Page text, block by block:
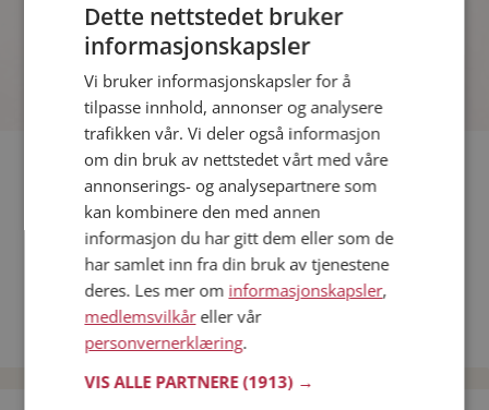
finne ut alt om bonde 85.
Fler single
Flere singlemenn fra Øystre Slidre:SteinHa63
Dette nettstedet bruker
informasjonskapsler
Vi bruker informasjonskapsler for å
tilpasse innhold, annonser og analysere
trafikken vår. Vi deler også informasjon
om din bruk av nettstedet vårt med våre
annonserings- og analysepartnere som
kan kombinere den med annen
informasjon du har gitt dem eller som de
har samlet inn fra din bruk av tjenestene
deres. Les mer om informasjonskapsler,
medlemsvilkåreller vår
personvernerklæring.
VIS ALLE PARTNERE(1913) →